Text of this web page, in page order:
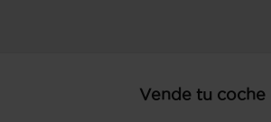
Vende tu coche